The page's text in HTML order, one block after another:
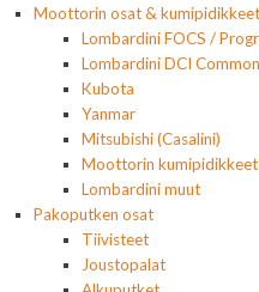
Moottorin osat & kumipidikkeet
Lombardini FOCS /
Lombardini DCI
Kubota
Yanmar
Mitsubishi (Casalini)
Moottorin kumipidikkeet
Lombardini muut
Pakoputken osat
Tiivisteet
Joustopalat